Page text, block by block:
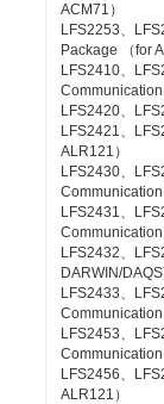
ACM71）
LFS2253、
Package （for
LFS2410、
LFS2420、
LFS2421、
ALR121）
LFS2430、
Communication
LFS2431、
Communication
LFS2432、
DARWIN/
LFS2433、
Communication
LFS2453、
Communication
LFS2456、
ALR121）